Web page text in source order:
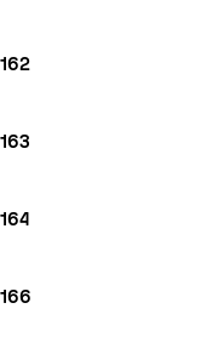
162
163
164
166